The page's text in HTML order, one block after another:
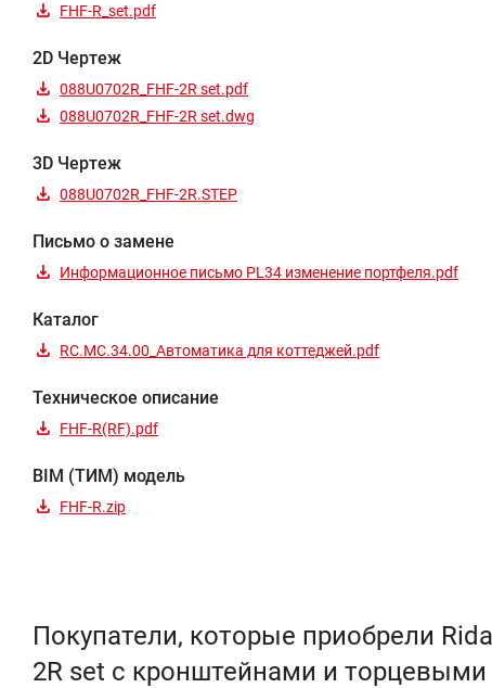
FHF-R_set.pdf
2D Чертеж
088U0702R_FHF-2R set.pdf
088U0702R_FHF-2R set.dwg
3D Чертеж
088U0702R_FHF-2R.STEP
Письмо о замене
Информационное письмо PL34 изменение портфеля.pdf
Каталог
RC.MC.34.00_Автоматика для коттеджей.pdf
Техническое описание
FHF-R(RF).pdf
BIM (ТИМ) модель
FHF-R.zip
Покупатели, которые приобрели
2R set с кронштейнами и